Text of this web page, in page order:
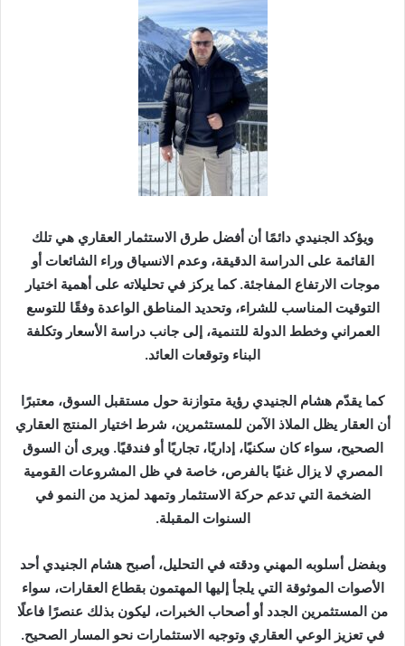
ويؤكد الجنيدي دائمًا أن أفضل طرق الاستثمار العقاري هي تلك
القائمة على الدراسة الدقيقة، وعدم الانسياق وراء الشائعات أو
موجات الارتفاع المفاجئة. كما يركز في تحليلاته على أهمية اختيار
التوقيت المناسب للشراء، وتحديد المناطق الواعدة وفقًا للتوسع
العمراني وخطط الدولة للتنمية، إلى جانب دراسة الأسعار وتكلفة
البناء وتوقعات العائد.
كما يقدّم هشام الجنيدي رؤية متوازنة حول مستقبل السوق، معتبرًا
أن العقار يظل الملاذ الآمن للمستثمرين، شرط اختيار المنتج العقاري
الصحيح، سواء كان سكنيًا، إداريًا، تجاريًا أو فندقيًا. ويرى أن السوق
المصري لا يزال غنيًا بالفرص، خاصة في ظل المشروعات القومية
الضخمة التي تدعم حركة الاستثمار وتمهد لمزيد من النمو في
السنوات المقبلة.
وبفضل أسلوبه المهني ودقته في التحليل، أصبح هشام الجنيدي أحد
الأصوات الموثوقة التي يلجأ إليها المهتمون بقطاع العقارات، سواء
من المستثمرين الجدد أو أصحاب الخبرات، ليكون بذلك عنصرًا فاعلًا
في تعزيز الوعي العقاري وتوجيه الاستثمارات نحو المسار الصحيح.